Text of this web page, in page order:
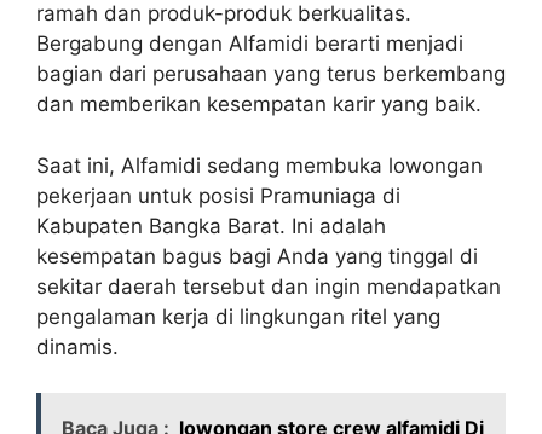
ramah dan produk-produk berkualitas.
Bergabung dengan Alfamidi berarti menjadi
bagian dari perusahaan yang terus berkembang
dan memberikan kesempatan karir yang baik.
Saat ini, Alfamidi sedang membuka lowongan
pekerjaan untuk posisi Pramuniaga di
Kabupaten Bangka Barat. Ini adalah
kesempatan bagus bagi Anda yang tinggal di
sekitar daerah tersebut dan ingin mendapatkan
pengalaman kerja di lingkungan ritel yang
dinamis.
Baca Juga : lowongan store crew alfamidi Di